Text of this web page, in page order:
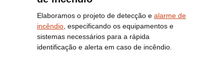
Elaboramos o projeto de detecção e alarme de
incêndio, especificando os equipamentos e
sistemas necessários para a rápida
identificação e alerta em caso de incêndio.